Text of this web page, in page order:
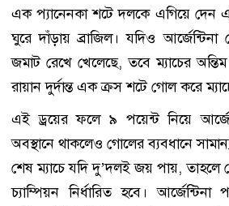
এক প্যানেনকা শটে দলকে এগিয়ে দেন
ঘুরে দাঁড়ায় ব্রাজিল। যদিও
জমাট রেখে খেলেছে, তবে ম্যাচের অন্তিম
রায়ান দুর্দান্ত এক ক্রস শটে গোল করে
এই ড্রয়ের ফলে ৯ পয়েন্ট নিয়ে
অবস্থানে থাকলেও গোলের ব্যবধানে
শেষ ম্যাচে যদি দু’দলই জয় পায়, তাহলে
চ্যাম্পিয়ন নির্ধারিত হবে।